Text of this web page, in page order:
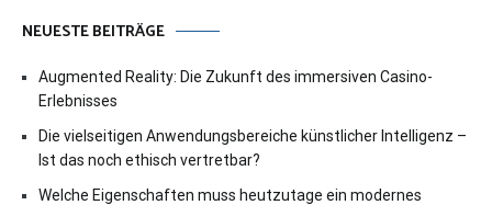
NEUESTE BEITRÄGE
Augmented Reality: Die Zukunft des immersiven Casino-
Erlebnisses
Die vielseitigen Anwendungsbereiche künstlicher Intelligenz –
Ist das noch ethisch vertretbar?
Welche Eigenschaften muss heutzutage ein modernes